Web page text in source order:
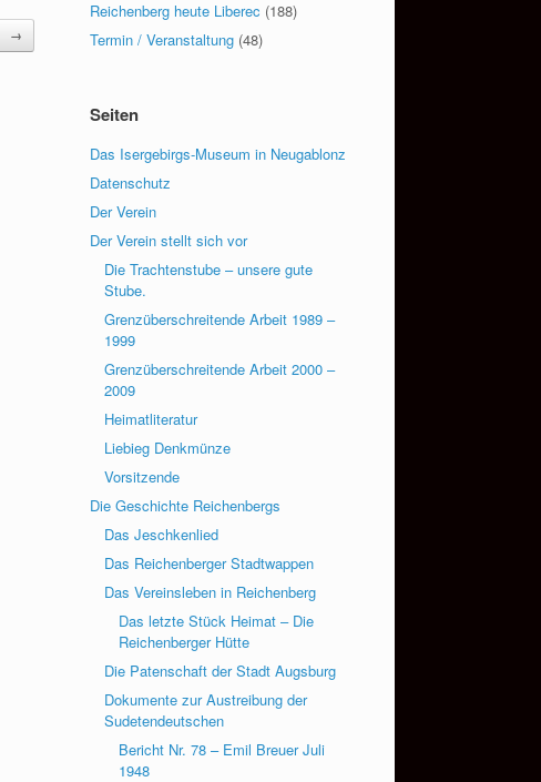
→
Reichenberg heute Liberec (188)
Termin / Veranstaltung (48)
Seiten
Das Isergebirgs-Museum in Neugablonz
Datenschutz
Der Verein
Der Verein stellt sich vor
Die Trachtenstube – unsere gute
Stube.
Grenzüberschreitende Arbeit 1989 –
1999
Grenzüberschreitende Arbeit 2000 –
2009
Heimatliteratur
Liebieg Denkmünze
Vorsitzende
Die Geschichte Reichenbergs
Das Jeschkenlied
Das Reichenberger Stadtwappen
Das Vereinsleben in Reichenberg
Das letzte Stück Heimat – Die
Reichenberger Hütte
Die Patenschaft der Stadt Augsburg
Dokumente zur Austreibung der
Sudetendeutschen
Bericht Nr. 78 – Emil Breuer Juli
1948